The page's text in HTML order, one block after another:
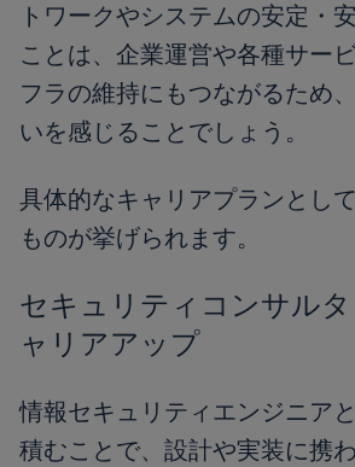
トワークやシステムの安定・
ことは、企業運営や各種サー
フラの維持にもつながるため
いを感じることでしょう。
具体的なキャリアプランとし
ものが挙げられます。
セキュリティコンサル
ャリアアップ
情報セキュリティエンジニア
積むことで、設計や実装に携